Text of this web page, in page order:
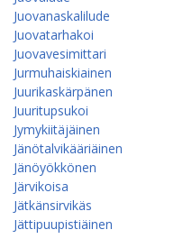
Juovanaskalilude
Juovatarhakoi
Juovavesimittari
Jurmuhaiskiainen
Juurikaskärpänen
Juuritupsukoi
Jymykiitäjäinen
Jänötalvikääriäinen
Jänöyökkönen
Järvikoisa
Jätkänsirvikäs
Jättipuupistiäinen